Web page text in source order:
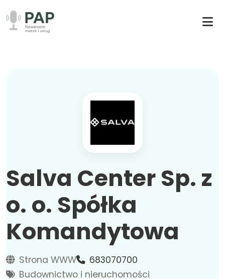
Salva Center Sp. z
o. o. Spółka
Komandytowa
Strona WWW
683070700
Budownictwo i nieruchomości